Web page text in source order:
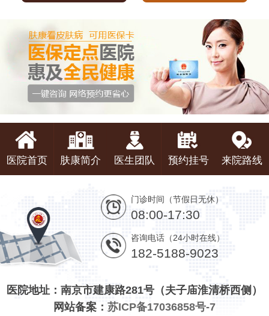
医院首页 肤康简介 医生团队 预约挂号 来院路线
门诊时间（节假日无休）
08:00-17:30
咨询电话（24小时在线）
182-5188-9023
医院地址：南京市建康路281号（夫子庙淮清桥西侧）
网站备案： 苏ICP备17036858号-7